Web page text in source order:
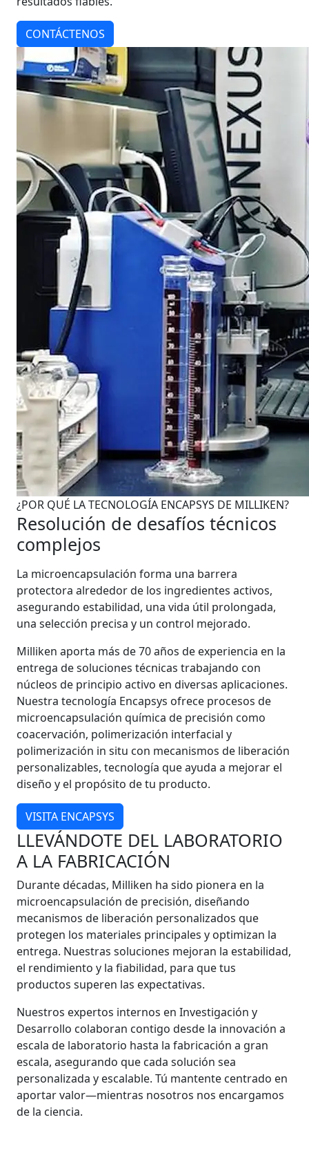
CONTÁCTENOS
¿POR QUÉ LA TECNOLOGÍA ENCAPSYS DE MILLIKEN?
Resolución de desafíos técnicos
complejos
La microencapsulación forma una barrera
protectora alrededor de los ingredientes activos,
asegurando estabilidad, una vida útil prolongada,
una selección precisa y un control mejorado.
Milliken aporta más de 70 años de experiencia en la
entrega de soluciones técnicas trabajando con
núcleos de principio activo en diversas aplicaciones.
Nuestra tecnología Encapsys ofrece procesos de
microencapsulación química de precisión como
coacervación, polimerización interfacial y
polimerización in situ con mecanismos de liberación
personalizables, tecnología que ayuda a mejorar el
diseño y el propósito de tu producto.
VISITA ENCAPSYS
LLEVÁNDOTE DEL LABORATORIO
A LA FABRICACIÓN
Durante décadas, Milliken ha sido pionera en la
microencapsulación de precisión, diseñando
mecanismos de liberación personalizados que
protegen los materiales principales y optimizan la
entrega. Nuestras soluciones mejoran la estabilidad,
el rendimiento y la fiabilidad, para que tus
productos superen las expectativas.
Nuestros expertos internos en Investigación y
Desarrollo colaboran contigo desde la innovación a
escala de laboratorio hasta la fabricación a gran
escala, asegurando que cada solución sea
personalizada y escalable. Tú mantente centrado en
aportar valor—mientras nosotros nos encargamos
de la ciencia.